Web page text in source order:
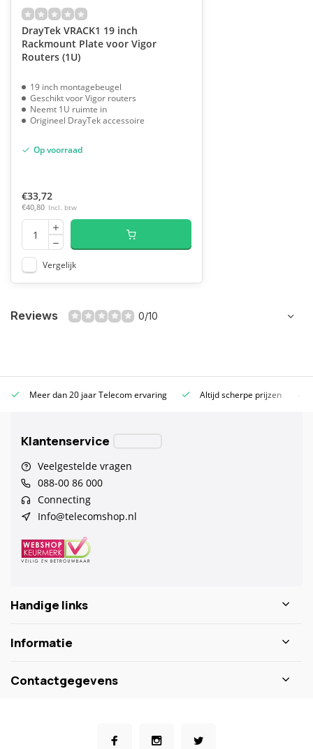
DrayTek VRACK1 19 inch
Rackmount Plate voor Vigor
Routers (1U)
19 inch montagebeugel
Geschikt voor Vigor routers
Neemt 1U ruimte in
Origineel DrayTek accessoire
Op voorraad
€33,72
€40,80 Incl. btw
Vergelijk
Reviews 0/10
Meer dan 20 jaar Telecom ervaring Altijd scherpe prijzen
Klantenservice
Veelgestelde vragen
088-00 86 000
Connecting
Info@telecomshop.nl
Handige links
Informatie
Contactgegevens